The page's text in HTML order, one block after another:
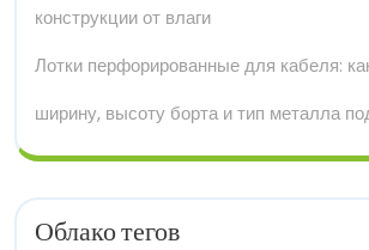
конструкции от влаги
Лотки перфорированные для кабеля:
ширину, высоту борта и тип металла
Облако тегов